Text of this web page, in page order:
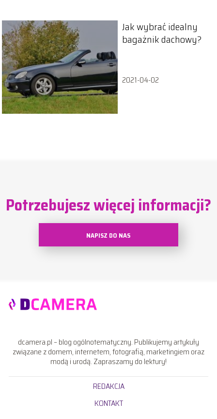
Jak wybrać idealny
bagażnik dachowy?
2021-04-02
Potrzebujesz więcej informacji?
NAPISZ DO NAS
dcamera.pl – blog ogólnotematyczny. Publikujemy artykuły
związane z domem, internetem, fotografią, marketingiem oraz
modą i urodą. Zapraszamy do lektury!
REDAKCJA
KONTAKT